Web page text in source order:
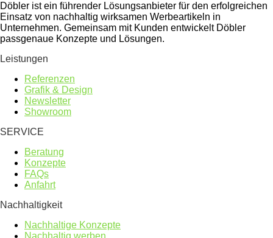
Döbler ist ein führender Lösungsanbieter für den erfolgreichen
Einsatz von nachhaltig wirksamen Werbeartikeln in
Unternehmen. Gemeinsam mit Kunden entwickelt Döbler
passgenaue Konzepte und Lösungen.
Leistungen
Referenzen
Grafik & Design
Newsletter
Showroom
SERVICE
Beratung
Konzepte
FAQs
Anfahrt
Nachhaltigkeit
Nachhaltige Konzepte